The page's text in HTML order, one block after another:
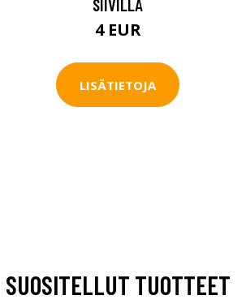
SIIVILLÄ
4 EUR
LISÄTIETOJA
SUOSITELLUT TUOTTEET